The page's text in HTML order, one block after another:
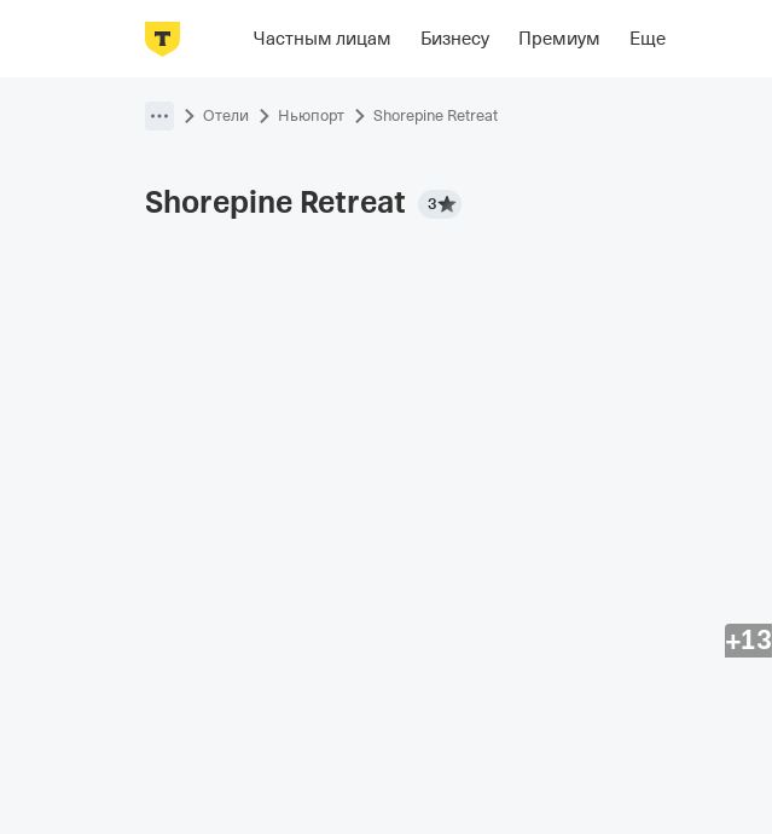
Частным лицам Бизнесу Премиум Еще
Фотографии НомераРасположение
Отели Ньюпорт Shorepine Retreat
Shorepine Retreat 3
+13